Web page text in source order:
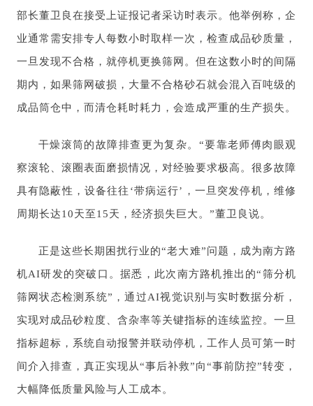
部长董卫良在接受上证报记者采访时表示。他举例称，企
业通常需安排专人每数小时取样一次，检查成品砂质量，
一旦发现不合格，就停机更换筛网。但在这数小时的间隔
期内，如果筛网破损，大量不合格砂石就会混入百吨级的
成品筒仓中，而清仓耗时耗力，会造成严重的生产损失。
干燥滚筒的故障排查更为复杂。“要靠老师傅肉眼观
察滚轮、滚圈表面磨损情况，对经验要求极高。很多故障
具有隐蔽性，设备往往‘带病运行’，一旦突发停机，维修
周期长达10天至15天，经济损失巨大。”董卫良说。
正是这些长期困扰行业的“老大难”问题，成为南方路
机AI研发的突破口。据悉，此次南方路机推出的“筛分机
筛网状态检测系统”，通过AI视觉识别与实时数据分析，
实现对成品砂粒度、含杂率等关键指标的连续监控。一旦
指标超标，系统自动报警并联动停机，工作人员可第一时
间介入排查，真正实现从“事后补救”向“事前防控”转变，
大幅降低质量风险与人工成本。